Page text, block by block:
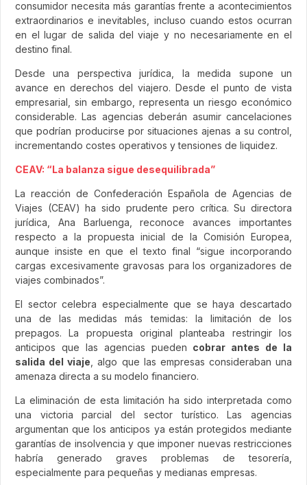
consumidor necesita más garantías frente a acontecimientos
extraordinarios e inevitables, incluso cuando estos ocurran
en el lugar de salida del viaje y no necesariamente en el
destino final.
Desde una perspectiva jurídica, la medida supone un
avance en derechos del viajero. Desde el punto de vista
empresarial, sin embargo, representa un riesgo económico
considerable. Las agencias deberán asumir cancelaciones
que podrían producirse por situaciones ajenas a su control,
incrementando costes operativos y tensiones de liquidez.
CEAV: “La balanza sigue desequilibrada”
La reacción de Confederación Española de Agencias de
Viajes (CEAV) ha sido prudente pero crítica. Su directora
jurídica, Ana Barluenga, reconoce avances importantes
respecto a la propuesta inicial de la Comisión Europea,
aunque insiste en que el texto final “sigue incorporando
cargas excesivamente gravosas para los organizadores de
viajes combinados”.
El sector celebra especialmente que se haya descartado
una de las medidas más temidas: la limitación de los
prepagos. La propuesta original planteaba restringir los
anticipos que las agencias pueden cobrar antes de la
salida del viaje , algo que las empresas consideraban una
amenaza directa a su modelo financiero.
La eliminación de esta limitación ha sido interpretada como
una victoria parcial del sector turístico. Las agencias
argumentan que los anticipos ya están protegidos mediante
garantías de insolvencia y que imponer nuevas restricciones
habría generado graves problemas de tesorería,
especialmente para pequeñas y medianas empresas.